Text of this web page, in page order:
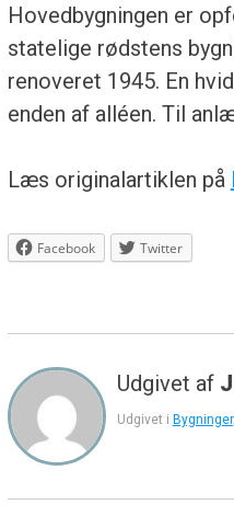
Hovedbygningen er
statelige rødstens
renoveret 1945. En
enden af alléen. Til
Læs originalartiklen på
Facebook Twitter
Udgivet af
Udgivet i Bygninger,